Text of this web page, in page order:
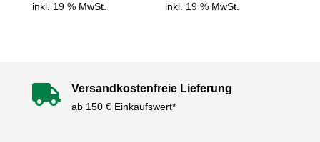
inkl. 19 % MwSt. inkl. 19 % MwSt.
 Versandkostenfreie Lieferung
ab 150 € Einkaufswert*